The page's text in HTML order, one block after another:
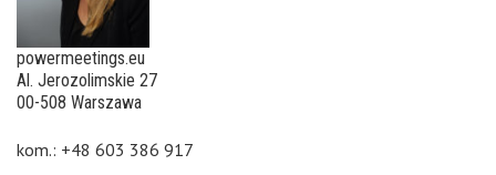
powermeetings.eu
Al. Jerozolimskie 27
00-508 Warszawa
kom.: +48 603 386 917